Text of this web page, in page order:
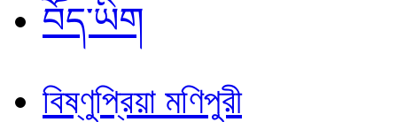
བོད་ཡིག
বিষ্ণুপ্রিয়া মণিপুরী